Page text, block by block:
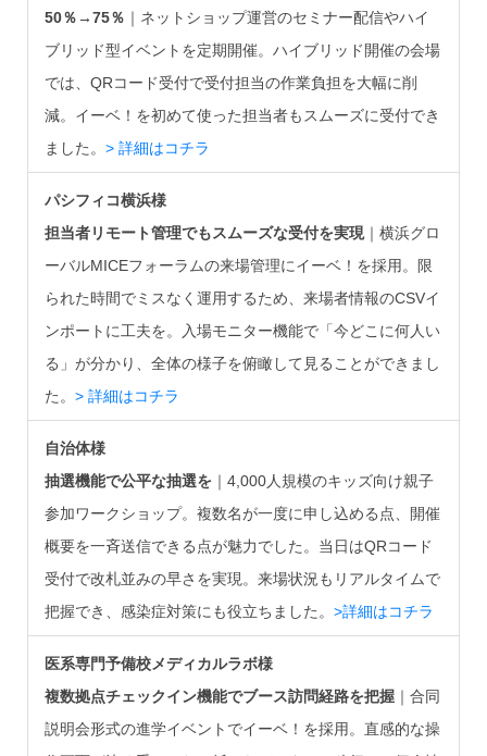
50％→75％ ｜ネットショップ運営のセミナー配信やハイ
ブリッド型イベントを定期開催。ハイブリッド開催の会場
では、QRコード受付で受付担当の作業負担を大幅に削
減。イーベ！を初めて使った担当者もスムーズに受付でき
ました。 > 詳細はコチラ
パシフィコ横浜様
担当者リモート管理でもスムーズな受付を実現｜横浜グロ
ーバルMICEフォーラムの来場管理にイーベ！を採用。限
られた時間でミスなく運用するため、来場者情報のCSVイ
ンポートに工夫を。入場モニター機能で「今どこに何人い
る」が分かり、全体の様子を俯瞰して見ることができまし
た。 > 詳細はコチラ
自治体様
抽選機能で公平な抽選を｜4,000人規模のキッズ向け親子
参加ワークショップ。複数名が一度に申し込める点、開催
概要を一斉送信できる点が魅力でした。当日はQRコード
受付で改札並みの早さを実現。来場状況もリアルタイムで
把握でき、感染症対策にも役立ちました。 >詳細はコチラ
医系専門予備校メディカルラボ様
複数拠点チェックイン機能でブース訪問経路を把握｜合同
説明会形式の進学イベントでイーベ！を採用。直感的な操